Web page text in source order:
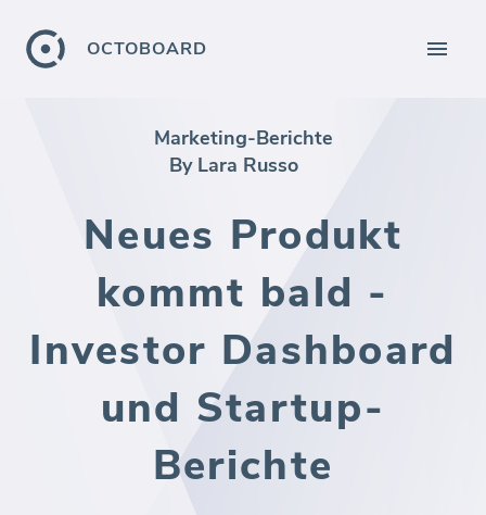
OCTOBOARD
Marketing-Berichte
By Lara Russo
Neues Produkt
kommt bald -
Investor Dashboard
und Startup-
Berichte